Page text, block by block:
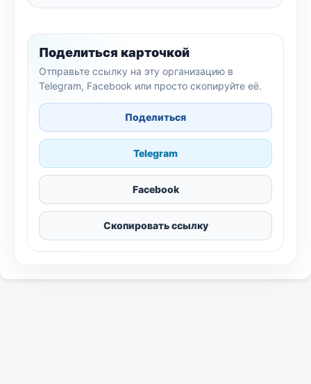
Поделиться карточкой
Отправьте ссылку на эту организацию в
Telegram, Facebook или просто скопируйте её.
Поделиться
Telegram
Facebook
Скопировать ссылку